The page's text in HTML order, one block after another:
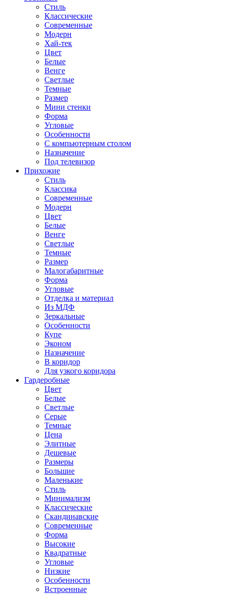
Стиль
Классические
Современные
Модерн
Хай-тек
Цвет
Белые
Венге
Светлые
Темные
Размер
Мини стенки
Форма
Угловые
Особенности
С компьютерным столом
Назначение
Под телевизор
Прихожие
Стиль
Классика
Современные
Модерн
Цвет
Белые
Венге
Светлые
Темные
Размер
Малогабаритные
Форма
Угловые
Отделка и материал
Из МДФ
Зеркальные
Особенности
Купе
Эконом
Назначение
В коридор
Для узкого коридора
Гардеробные
Цвет
Белые
Светлые
Серые
Темные
Цена
Элитные
Дешевые
Размеры
Большие
Маленькие
Стиль
Минимализм
Классические
Скандинавские
Современные
Форма
Высокие
Квадратные
Угловые
Низкие
Особенности
Встроенные